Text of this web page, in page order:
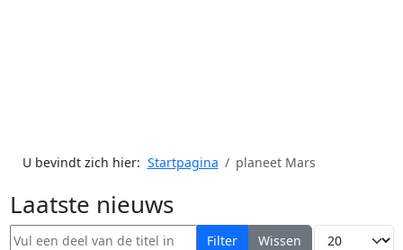
U bevindt zich hier: Startpagina planeet Mars
Laatste nieuws
Vul een deel van de titel in Filter Wissen Toon #